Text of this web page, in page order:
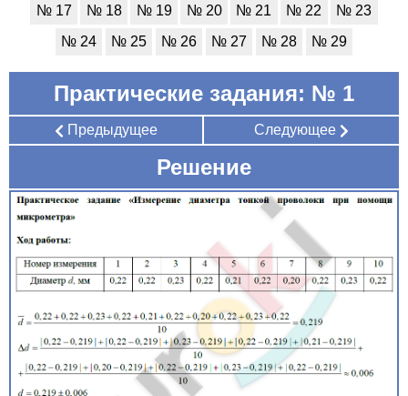
№ 17
№ 18 № 19 № 20 № 21 № 22
№ 23
№ 24
№ 25 № 26 № 27 № 28 № 29
Практические задания: № 1
Предыдущее Следующее
Решение